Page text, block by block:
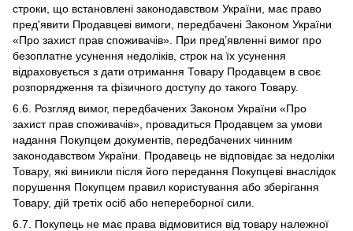
строки, що встановлені законодавством України, має право
пред'явити Продавцеві вимоги, передбачені Законом України
«Про захист прав споживачів». При пред’явленні вимог про
безоплатне усунення недоліків, строк на їх усунення
відраховується з дати отримання Товару Продавцем в своє
розпорядження та фізичного доступу до такого Товару.
6.6. Розгляд вимог, передбачених Законом України «Про
захист прав споживачів», провадиться Продавцем за умови
надання Покупцем документів, передбачених чинним
законодавством України. Продавець не відповідає за недоліки
Товару, які виникли після його передання Покупцеві внаслідок
порушення Покупцем правил користування або зберігання
Товару, дій третіх осіб або непереборної сили.
6.7. Покупець не має права відмовитися від товару належної